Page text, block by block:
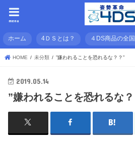
menu
ホーム 4ＤＳとは？ ４DS商品の全
HOME 未分類 ”嫌われることを恐れるな？？”
2019.05.14
”嫌われることを恐れるな